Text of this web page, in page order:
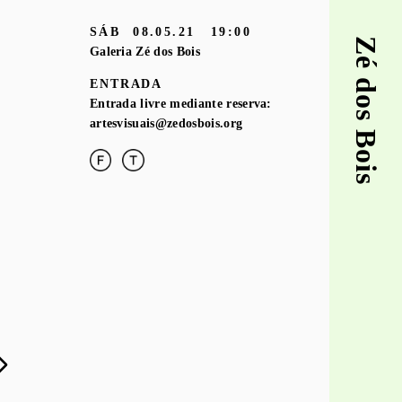
Zé dos Bois
SÁB 08.05.21
19:00
Galeria Zé dos Bois
ENTRADA
Entrada livre mediante reserva:
artesvisuais@zedosbois.org